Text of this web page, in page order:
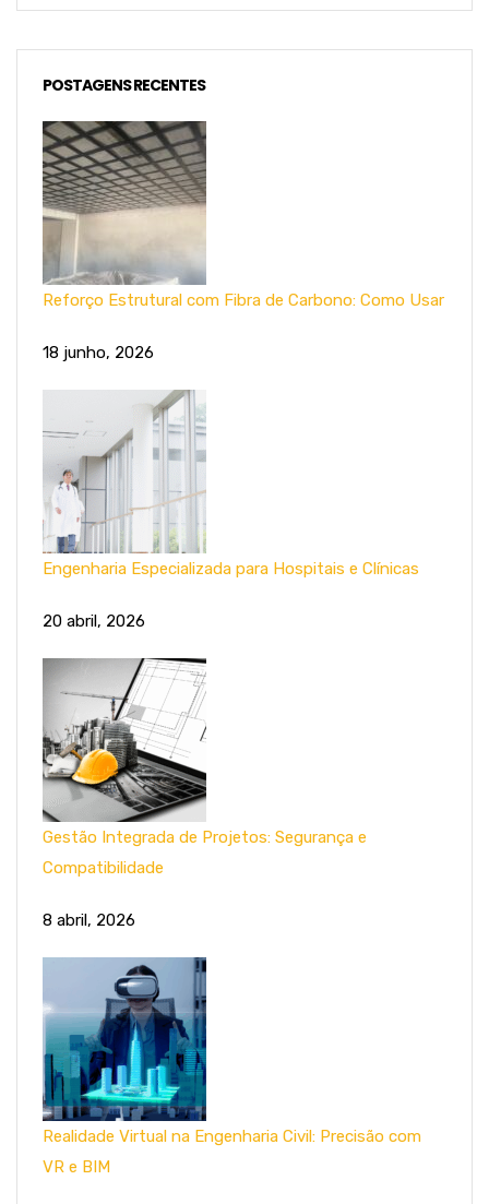
POSTAGENS RECENTES
Reforço Estrutural com Fibra de Carbono: Como Usar
18 junho, 2026
Engenharia Especializada para Hospitais e Clínicas
20 abril, 2026
Gestão Integrada de Projetos: Segurança e
Compatibilidade
8 abril, 2026
Realidade Virtual na Engenharia Civil: Precisão com
VR e BIM